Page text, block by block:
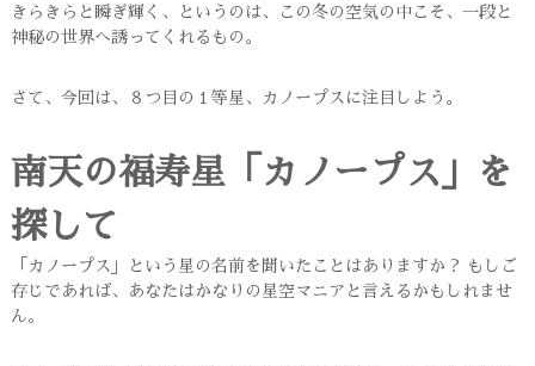
きらきらと瞬ぎ輝く、というのは、この冬の空気の中こそ、一段と
神秘の世界へ誘ってくれるもの。
さて、今回は、８つ目の１等星、カノープスに注目しよう。
南天の福寿星「カノープス」を
探して
「カノープス」という星の名前を聞いたことはありますか？ もしご
存じであれば、あなたはかなりの星空マニアと言えるかもしれませ
ん。